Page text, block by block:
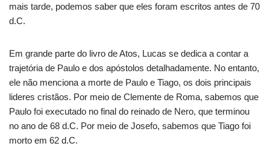
mais tarde, podemos saber que eles foram escritos antes de 70
d.C.
Em grande parte do livro de Atos, Lucas se dedica a contar a
trajetória de Paulo e dos apóstolos detalhadamente. No entanto,
ele não menciona a morte de Paulo e Tiago, os dois principais
lideres cristãos. Por meio de Clemente de Roma, sabemos que
Paulo foi executado no final do reinado de Nero, que terminou
no ano de 68 d.C. Por meio de Josefo, sabemos que Tiago foi
morto em 62 d.C.